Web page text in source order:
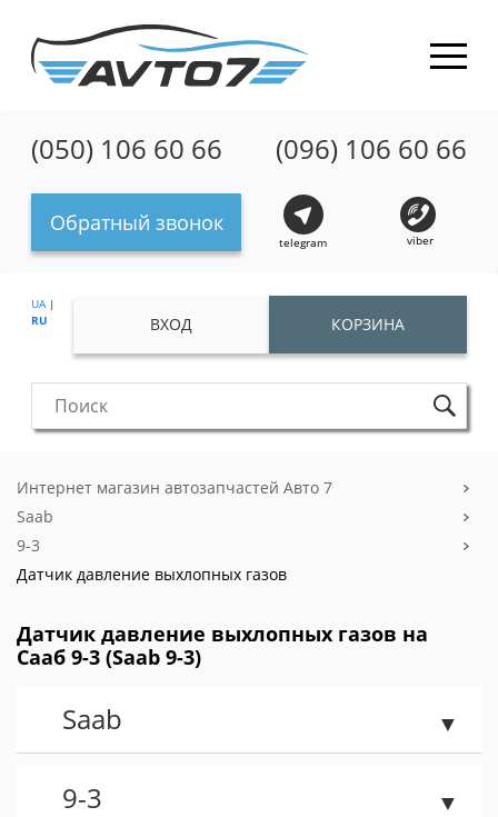
(050) 106 60 66 (096) 106 60 66
Обратный звонок
telegram viber
UA|
RU
ВХОД КОРЗИНА
Интернет магазин автозапчастей Авто 7
Saab
9-3
Датчик давление выхлопных газов
Датчик давление выхлопных газов на
Сааб 9-3 (Saab 9-3)
Saab
9-3